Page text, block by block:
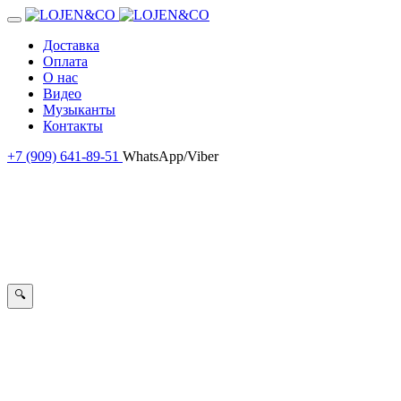
Доставка
Оплата
О нас
Видео
Музыканты
Контакты
+7 (909) 641-89-51 WhatsApp/Viber
🔍